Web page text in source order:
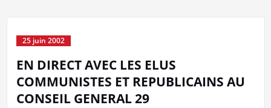
25 juin 2002
EN DIRECT AVEC LES ELUS
COMMUNISTES ET REPUBLICAINS AU
CONSEIL GENERAL 29